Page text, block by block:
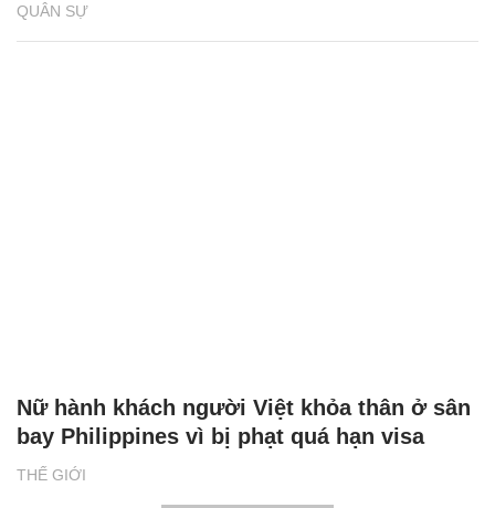
QUÂN SỰ
THẾ GIỚI
Nữ hành khách người Việt khỏa thân ở sân
bay Philippines vì bị phạt quá hạn visa